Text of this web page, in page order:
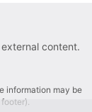
content.
may be